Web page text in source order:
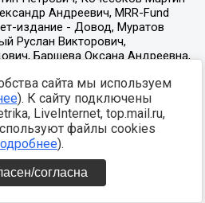
сайта мы используем
). К сайту подключены
LiveInternet, top.mail.ru,
файлы cookies
).
согласна